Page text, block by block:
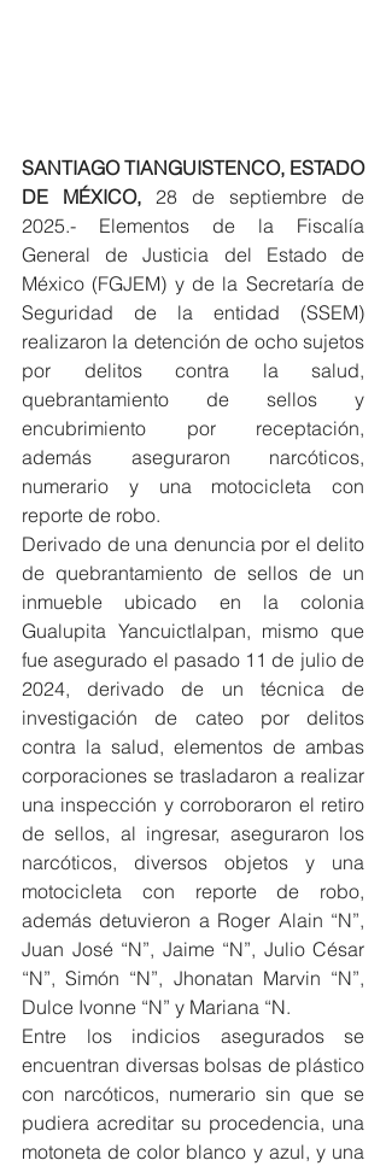
SANTIAGO TIANGUISTENCO, ESTADO
DE MÉXICO, 28 de septiembre de
2025.- Elementos de la Fiscalía
General de Justicia del Estado de
México (FGJEM) y de la Secretaría de
Seguridad de la entidad (SSEM)
realizaron la detención de ocho sujetos
por delitos contra la salud,
quebrantamiento de sellos y
encubrimiento por receptación,
además aseguraron narcóticos,
numerario y una motocicleta con
reporte de robo.
Derivado de una denuncia por el delito
de quebrantamiento de sellos de un
inmueble ubicado en la colonia
Gualupita Yancuictlalpan, mismo que
fue asegurado el pasado 11 de julio de
2024, derivado de un técnica de
investigación de cateo por delitos
contra la salud, elementos de ambas
corporaciones se trasladaron a realizar
una inspección y corroboraron el retiro
de sellos, al ingresar, aseguraron los
narcóticos, diversos objetos y una
motocicleta con reporte de robo,
además detuvieron a Roger Alain “N”,
Juan José “N”, Jaime “N”, Julio César
“N”, Simón “N”, Jhonatan Marvin “N”,
Dulce Ivonne “N” y Mariana “N.
Entre los indicios asegurados se
encuentran diversas bolsas de plástico
con narcóticos, numerario sin que se
pudiera acreditar su procedencia, una
motoneta de color blanco y azul, y una